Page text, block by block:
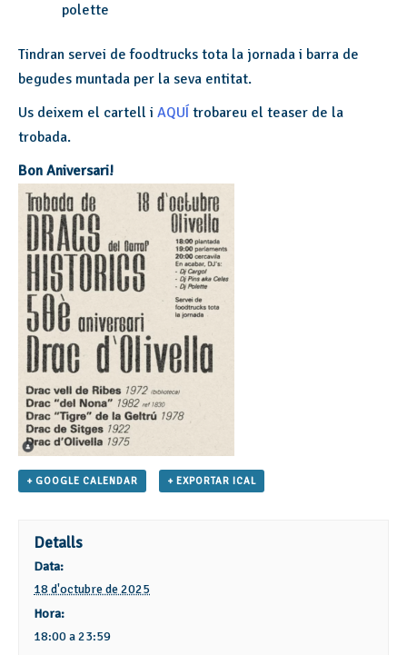
polette
Tindran servei de foodtrucks tota la jornada i barra de
begudes muntada per la seva entitat.
Us deixem el cartell i AQUÍ trobareu el teaser de la
trobada.
Bon Aniversari!
+ GOOGLE CALENDAR + EXPORTAR ICAL
Detalls
Data:
18 d'octubre de 2025
Hora:
18:00 a 23:59